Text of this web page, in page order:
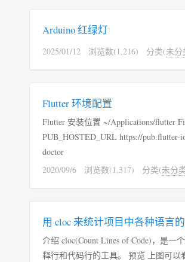
Arduino 红绿灯
2025/01/12 浏览数(1,216) 分类(未分
Flutter 环境配置
Flutter 安装位置 ~/Applications/flutter Fish Shell # ~/.config/fish/config.fish set -gx PATH $PATH $HOME/.bin ~/Applications/flutter/bin set -x
PUB_HOSTED_URL https://pub.flutter-io.cn set -x FLUTTER_STORAGE_BASE_URL https://storage.flutter-io.cn 检测是否符合要求 flutter
doctor
2020/09/6
浏览数(1,317) 分类(未分
用 cloc 来统计项目中各种语言
介绍 cloc(Count Lines of Code)，是
释行和代码行的工具。 预览 上图可以看出当前目录中除去 node_modules 后使用的